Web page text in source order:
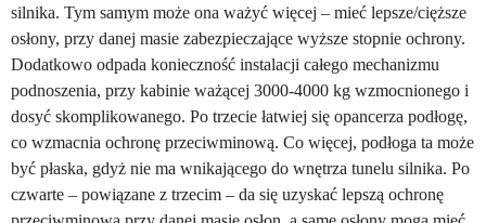
silnika. Tym samym może ona ważyć więcej – mieć lepsze/cięższe
osłony, przy danej masie zabezpieczające wyższe stopnie ochrony.
Dodatkowo odpada konieczność instalacji całego mechanizmu
podnoszenia, przy kabinie ważącej 3000-4000 kg wzmocnionego i
dosyć skomplikowanego. Po trzecie łatwiej się opancerza podłogę,
co wzmacnia ochronę przeciwminową. Co więcej, podłoga ta może
być płaska, gdyż nie ma wnikającego do wnętrza tunelu silnika. Po
czwarte – powiązane z trzecim – da się uzyskać lepszą ochronę